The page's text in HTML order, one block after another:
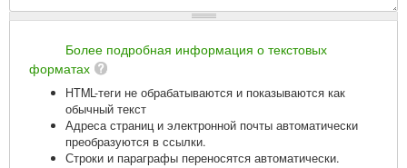
Более подробная информация о текстовых
форматах
HTML-теги не обрабатываются и показываются как
обычный текст
Адреса страниц и электронной почты автоматически
преобразуются в ссылки.
Строки и параграфы переносятся автоматически.